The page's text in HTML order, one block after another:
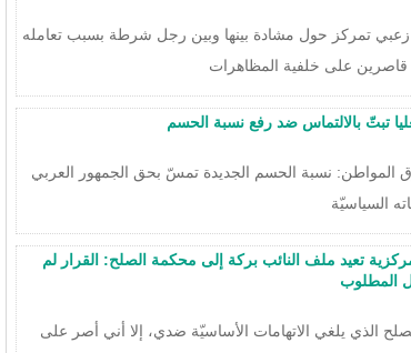
زعبي تمركز حول مشادة بينها وبين رجل شرطة بسبب تعامله
قاصرين على خلفية المظاهرات
تبتّ بالالتماس ضد رفع نسبة الحسم
المواطن: نسبة الحسم الجديدة تمسّ بحق الجمهور العربي
السياسيّة
تعيد ملف النائب بركة إلى محكمة الصلح: القرار لم
المطلوب
الذي يلغي الاتهامات الأساسيّة ضدي، إلا أني أصر على